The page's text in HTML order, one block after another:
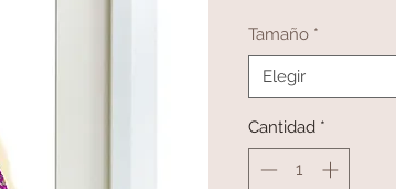
Tamaño *
Elegir
Cantidad *